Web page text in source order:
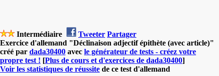
Intermédiaire Tweeter Partager
Exercice d'allemand "Déclinaison adjectif épithète (avec article)"
créé par dada30400 avec le générateur de tests - créez votre
propre test ! [Plus de cours et d'exercices de dada30400]
Voir les statistiques de réussite de ce test d'allemand